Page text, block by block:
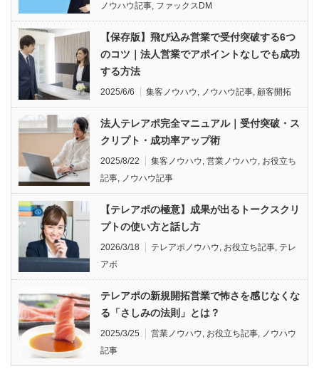
ノウハウ記事, ファックスDM
【保存版】飛び込み営業で受付突破する6つ
のコツ｜法人営業でアポイントなしでも成功
する方法
2025/6/6 集客ノウハウ, ノウハウ記事, 顧客開拓
法人テレアポ完全マニュアル｜受付突破・ス
クリプト・成功率アップ術
2025/8/22 集客ノウハウ, 営業ノウハウ, お役立ち
記事, ノウハウ記事
【テレアポの極意】成果が出るトークスクリ
プトの使い方と話し方
2026/3/18 テレアポノウハウ, お役立ち記事, テレ
アポ
テレアポの新規開拓営業で怖さを感じなくな
る「さしみの法則」とは？
2025/3/25 営業ノウハウ, お役立ち記事, ノウハウ
記事